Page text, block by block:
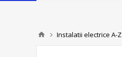
Instalatii electrice A-Z